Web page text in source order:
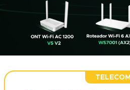
TELECOM